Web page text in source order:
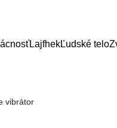
LajfhekĽudské telo
vibrátor